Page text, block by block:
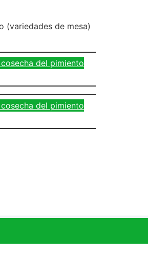
(variedades de mesa)
del pimiento
del pimiento